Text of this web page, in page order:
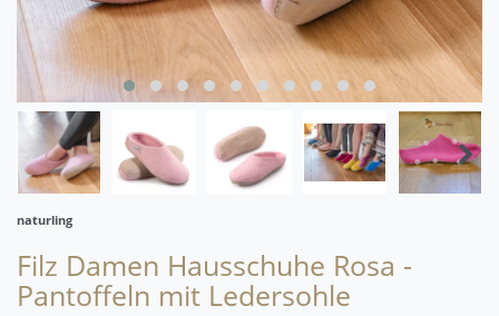
naturling
Filz Damen Hausschuhe Rosa -
Pantoffeln mit Ledersohle